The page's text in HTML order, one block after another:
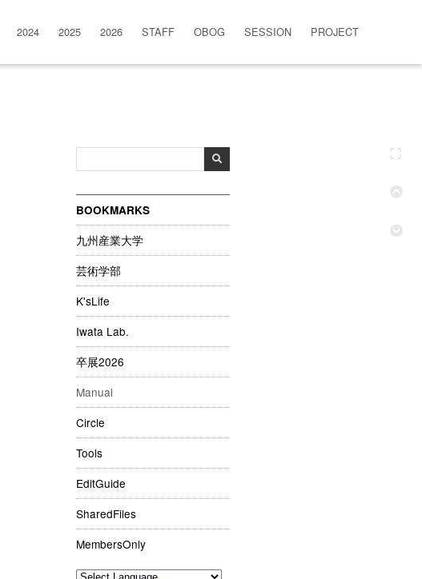
2024 2025 2026 STAFF OBOG SESSION PROJECT
BOOKMARKS
九州産業大学
芸術学部
K'sLife
Iwata Lab.
卒展2026
Manual
Circle
Tools
EditGuide
SharedFiles
MembersOnly